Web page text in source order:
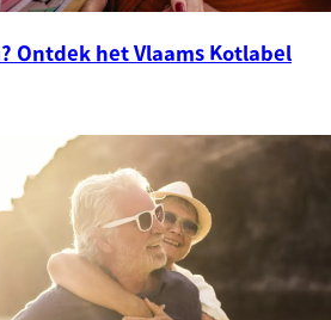
Ontdek het Vlaams Kotlabel